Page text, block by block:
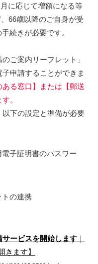
に応じて増額になる等
66歳以降のご自身が受
続きが必要です。
ご案内リーフレット」
申請することができま
る窓口】または【郵送
。
下の設定と準備が必要
子証明書のパスワー
トの連携
ービスを開始します ｜
きます】